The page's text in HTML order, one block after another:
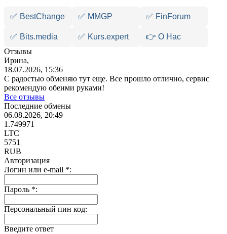
✅ BestChange ✅ MMGP ✅ FinForum
✅ Bits.media ✅ Kurs.expert
👉 О Нас
Отзывы
Ирина,
18.07.2026, 15:36
С радостью обменяю тут еще. Все прошло отлично, сервис
рекомендую обеими руками!
Все отзывы
Последние обмены
06.08.2026, 20:49
1.749971
LTC
5751
RUB
Авторизация
Логин или e-mail *:
Пароль *:
Персональный пин код:
Введите ответ